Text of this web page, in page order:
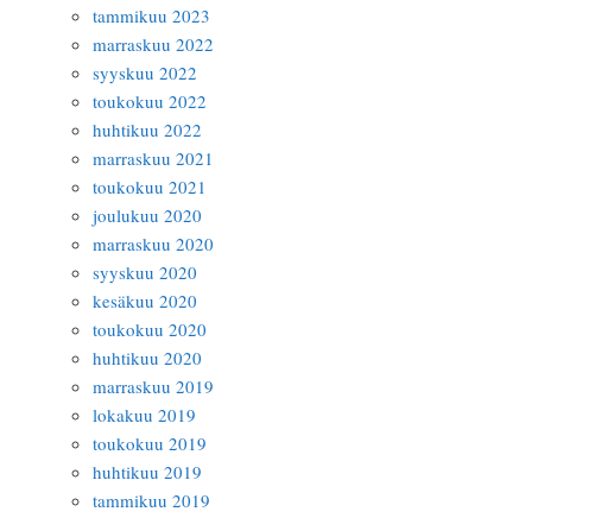
tammikuu 2023
marraskuu 2022
syyskuu 2022
toukokuu 2022
huhtikuu 2022
marraskuu 2021
toukokuu 2021
joulukuu 2020
marraskuu 2020
syyskuu 2020
kesäkuu 2020
toukokuu 2020
huhtikuu 2020
marraskuu 2019
lokakuu 2019
toukokuu 2019
huhtikuu 2019
tammikuu 2019